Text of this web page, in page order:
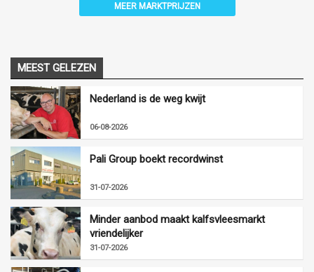
MEER MARKTPRIJZEN
MEEST GELEZEN
Nederland is de weg kwijt
06-08-2026
Pali Group boekt recordwinst
31-07-2026
Minder aanbod maakt kalfsvleesmarkt
vriendelijker
31-07-2026